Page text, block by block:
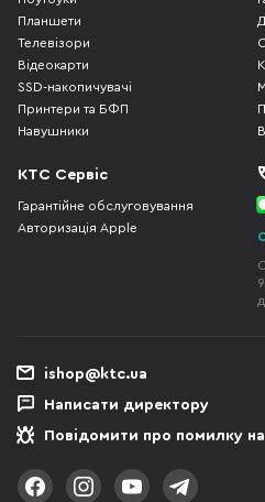
Планшети
Телевізори
Відеокарти
SSD-накопичувачі
Принтери та БФП
Навушники
КТС Сервіс
Гарантійне обслуговування
Авторизація Apple
ishop@ktc.ua
Написати директору
Повідомити про помилку на